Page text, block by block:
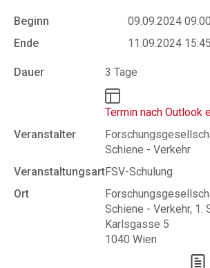
Beginn
09.09.2024 09:00
Ende
11.09.2024 15:45
Dauer 3 Tage
Termin nach Outlook
Veranstalter
Schiene - Verkehr
VeranstaltungsartFSV-Schulung
Ort
Schiene - Verkehr, 1.
Karlsgasse 5
1040 Wien